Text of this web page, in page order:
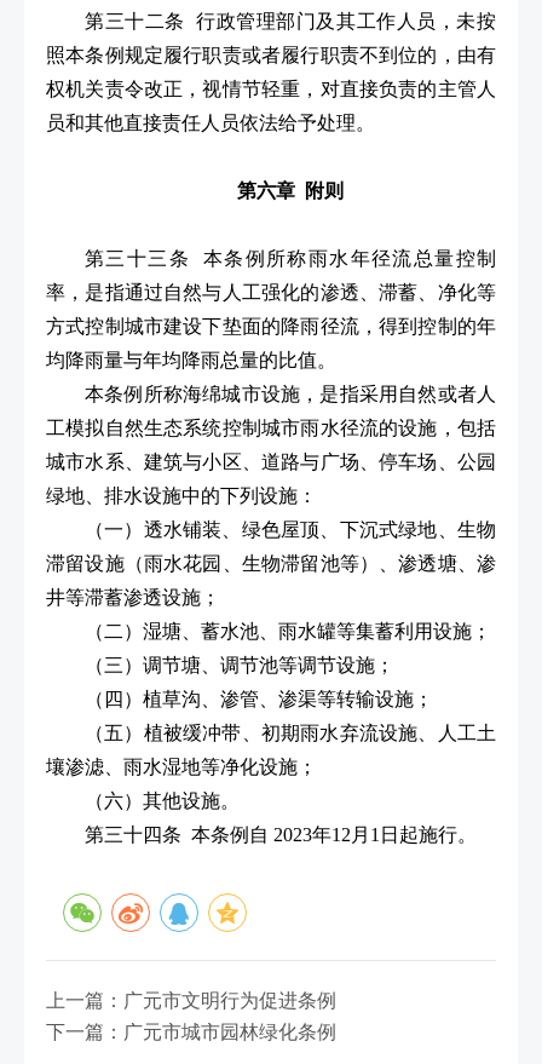
第三十二条 行政管理部门及其工作人员，未按
照本条例规定履行职责或者履行职责不到位的，由有
权机关责令改正，视情节轻重，对直接负责的主管人
员和其他直接责任人员依法给予处理。
第六章 附则
第三十三条 本条例所称雨水年径流总量控制
率，是指通过自然与人工强化的渗透、滞蓄、净化等
方式控制城市建设下垫面的降雨径流，得到控制的年
均降雨量与年均降雨总量的比值。
本条例所称海绵城市设施，是指采用自然或者人
工模拟自然生态系统控制城市雨水径流的设施，包括
城市水系、建筑与小区、道路与广场、停车场、公园
绿地、排水设施中的下列设施：
（一）透水铺装、绿色屋顶、下沉式绿地、生物
滞留设施（雨水花园、生物滞留池等）、渗透塘、渗
井等滞蓄渗透设施；
（二）湿塘、蓄水池、雨水罐等集蓄利用设施；
（三）调节塘、调节池等调节设施；
（四）植草沟、渗管、渗渠等转输设施；
（五）植被缓冲带、初期雨水弃流设施、人工土
壤渗滤、雨水湿地等净化设施；
（六）其他设施。
第三十四条 本条例自 2023年12月1日起施行。
上一篇：广元市文明行为促进条例
下一篇：​广元市城市园林绿化条例